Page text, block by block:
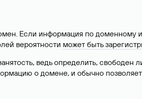
Если информация по доменному
вероятности может быть
ведь определить,
о домене, и обычно